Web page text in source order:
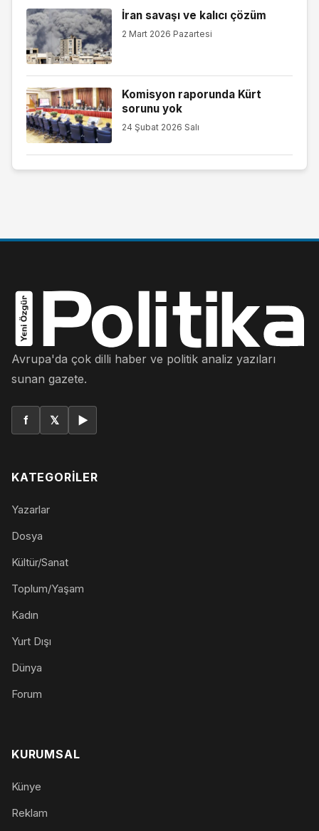
İran savaşı ve kalıcı çözüm
2 Mart 2026 Pazartesi
Komisyon raporunda Kürt
sorunu yok
24 Şubat 2026 Salı
Avrupa'da çok dilli haber ve politik analiz yazıları
sunan gazete.
f 𝕏 ▶
KATEGORILER
Yazarlar
Dosya
Kültür/Sanat
Toplum/Yaşam
Kadın
Yurt Dışı
Dünya
Forum
KURUMSAL
Künye
Reklam